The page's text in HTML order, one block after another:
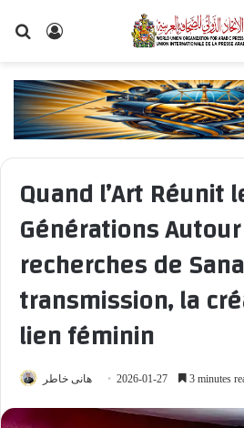
Search
Quand l’Art Réunit
Générations
recherches de
transmission, la
lien féminin
هانى خاطر 2026-01-27 3 minutes